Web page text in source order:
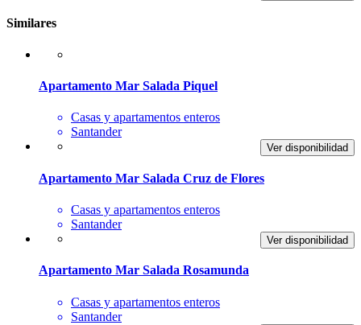
Similares
Apartamento Mar Salada Piquel
Casas y apartamentos enteros
Santander
Ver disponibilidad
Apartamento Mar Salada Cruz de Flores
Casas y apartamentos enteros
Santander
Ver disponibilidad
Apartamento Mar Salada Rosamunda
Casas y apartamentos enteros
Santander